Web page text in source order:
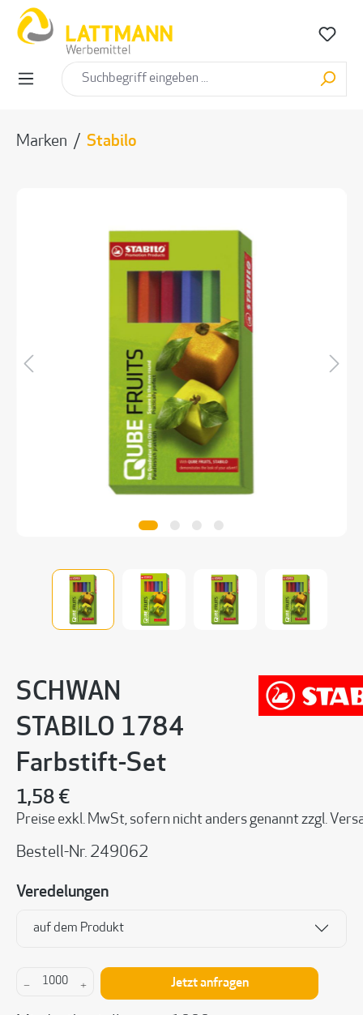
springen
Marken / Stabilo
SCHWAN
STABILO 1784
Farbstift-Set
1,58 €
Preise exkl. MwSt, sofern nicht anders genannt zzgl.
Bestell-Nr. 249062
Veredelungen
auf dem Produkt
Produkt Anzahl: Gib den gewünschten Wert
Jetzt anfragen